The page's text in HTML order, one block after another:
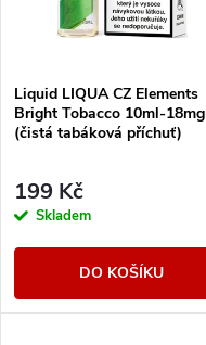
p
r
o
u
s
p
r
o
d
Liquid LIQUA CZ Elements
Bright Tobacco 10ml-18mg
(čistá tabáková příchuť)
199 Kč
Skladem
DO KOŠÍKU